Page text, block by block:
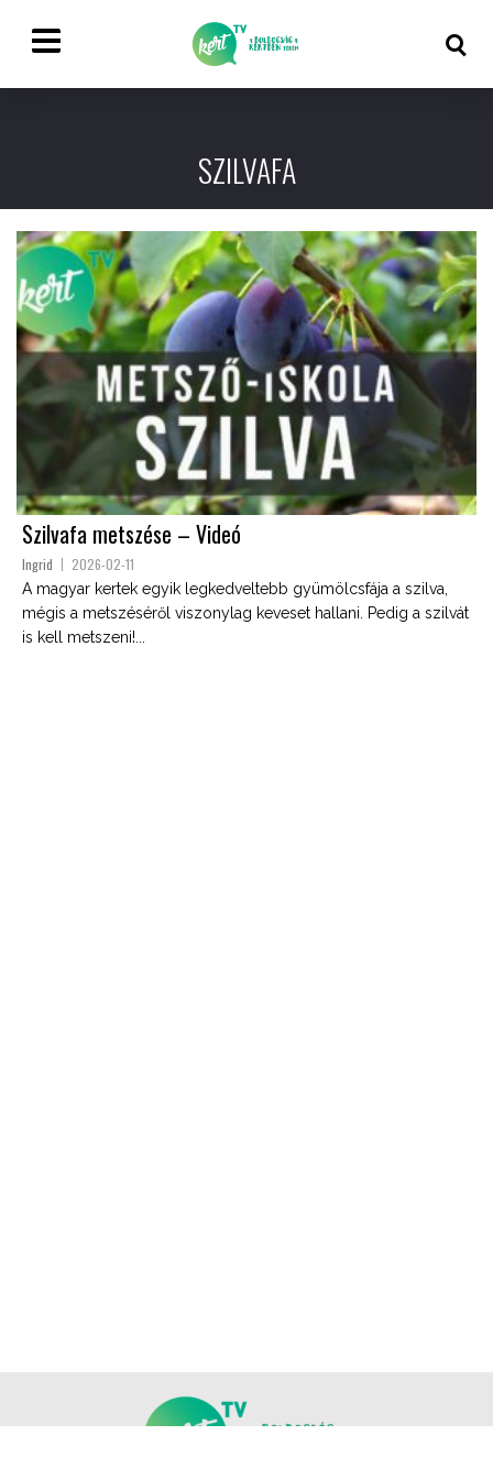
SZILVAFA
Szilvafa metszése – Videó
Ingrid 2026-02-11
A magyar kertek egyik legkedveltebb gyümölcsfája a szilva,
mégis a metszéséről viszonylag keveset hallani. Pedig a szilvát
is kell metszeni!...